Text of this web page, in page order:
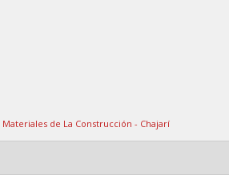
Materiales de La Construcción - Chajarí